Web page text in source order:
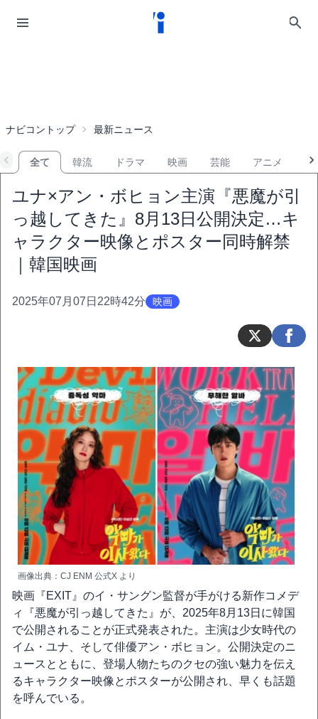
ナビコントップ 最新ニュース
全て 韓流 ドラマ 映画 芸能 アニメ
ユナ×アン・ボヒョン主演『悪魔が引
っ越してきた』8月13日公開決定…キ
ャラクター映像とポスター同時解禁
｜韓国映画
2025年07月07日22時42分 映画
画像出典：CJ ENM 公式X より
映画『EXIT』のイ・サングン監督が手がける新作コメデ
ィ『悪魔が引っ越してきた』が、2025年8月13日に韓国
で公開されることが正式発表された。主演は少女時代の
イム・ユナ、そして俳優アン・ボヒョン。公開決定のニ
ュースとともに、登場人物たちのクセの強い魅力を伝え
るキャラクター映像とポスターが公開され、早くも話題
を呼んでいる。